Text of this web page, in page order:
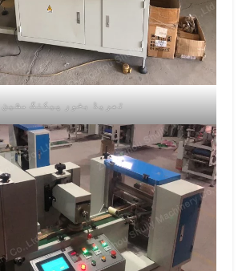
تھریڈ بخور پیکنگ مشین